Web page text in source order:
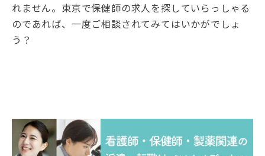
れません。東京で保健師の求人を探していらっしゃる
のであれば、一度ご相談されてみてはいかがでしょ
う？